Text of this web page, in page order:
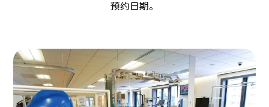
预约日期。